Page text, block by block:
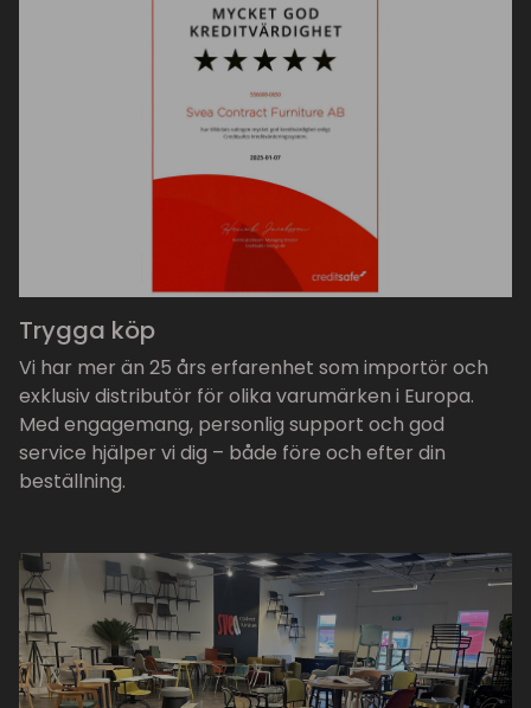
Trygga köp
Vi har mer än 25 års erfarenhet som importör och
exklusiv distributör för olika varumärken i Europa.
Med engagemang, personlig support och god
service hjälper vi dig – både före och efter din
beställning.